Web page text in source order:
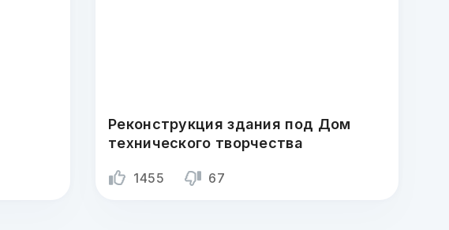
Реконструкция здания под Дом
технического творчества
1455 67